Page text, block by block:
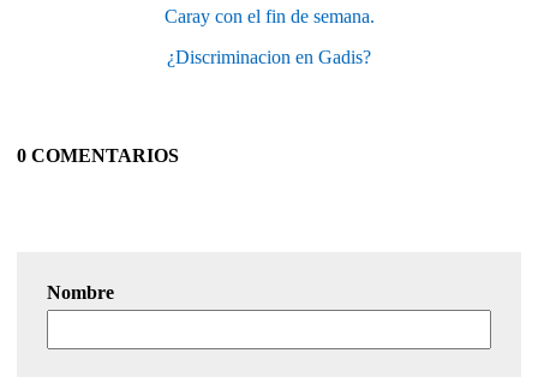
Caray con el fin de semana.
¿Discriminacion en Gadis?
0 COMENTARIOS
Nombre